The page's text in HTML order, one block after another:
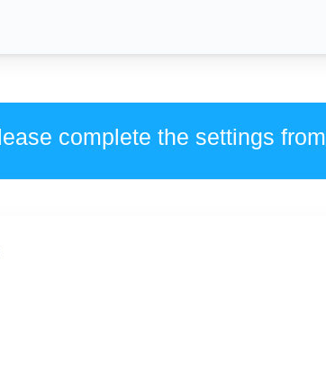
complete the settings from